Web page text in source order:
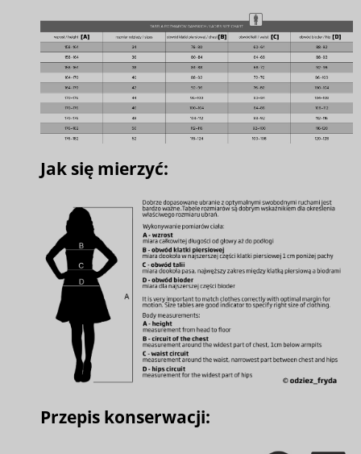
Jak się mierzyć:
Przepis konserwacji: